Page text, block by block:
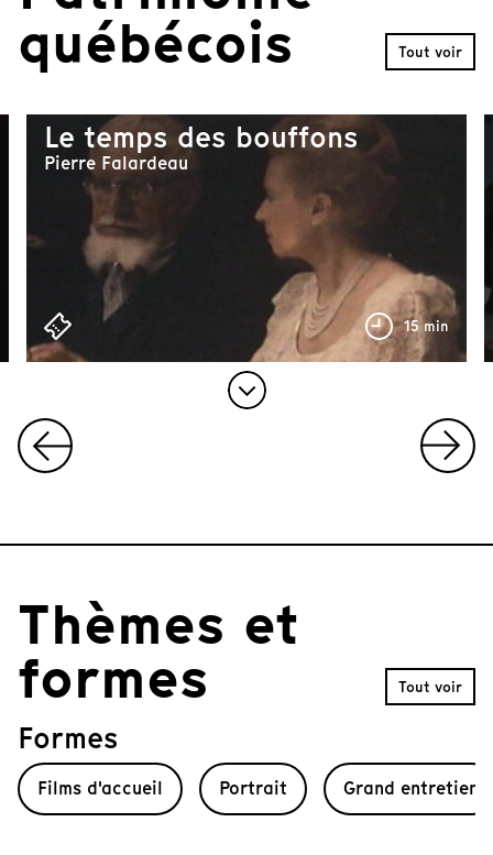
1
0
québécois Tout voir
56 min
Le temps des bouffons
Pierre Falardeau
15 min
m
f
0
Thèmes et
formes Tout voir
Formes
Films d'accueil Portrait Grand entretien